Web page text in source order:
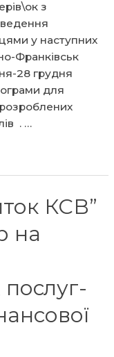
з
у наступних
Франківськ
28 грудня
для
. …
КСВ”
на
послуг-